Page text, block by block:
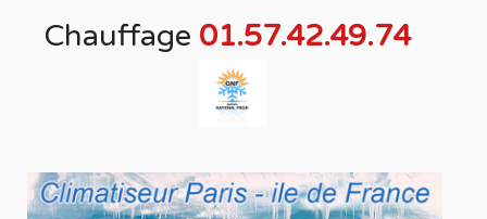
Chauffage 01.57.42.49.74